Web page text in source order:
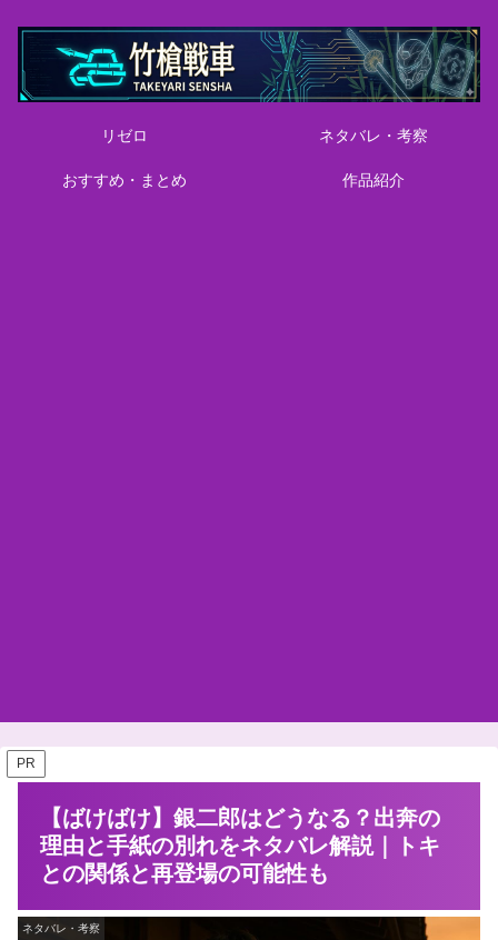
リゼロ ネタバレ・考察
おすすめ・まとめ 作品紹介
PR
【ばけばけ】銀二郎はどうなる？出奔の
理由と手紙の別れをネタバレ解説｜トキ
との関係と再登場の可能性も
ネタバレ・考察